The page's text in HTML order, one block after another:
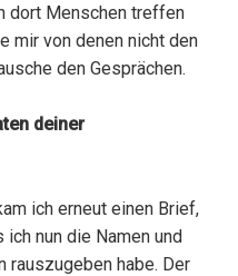
dort Menschen treffen
mir von denen nicht den
den Gesprächen.
deiner
ich erneut einen Brief,
nun die Namen und
habe. Der